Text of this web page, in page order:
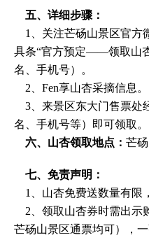
五、详细步骤：
1、关注芒砀山景区官方
具条“官方预定——领取山
名、手机号）。
2、Fen享山杏采摘信息。
3、来景区东大门售票处
名、手机号等）即可领取。
六、山杏领取地点： 芒
七、免责声明：
1、山杏免费送数量有限
2、领取山杏券时需出示
芒砀山景区通票均可），